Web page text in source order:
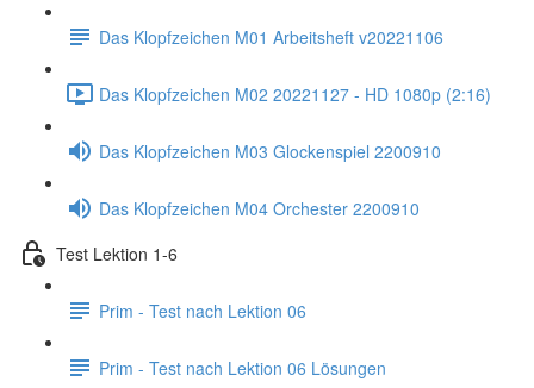
Das Klopfzeichen M01 Arbeitsheft v20221106
Das Klopfzeichen M02 20221127 - HD 1080p (2:16)
Das Klopfzeichen M03 Glockenspiel 2200910
Das Klopfzeichen M04 Orchester 2200910
Test Lektion 1-6
Prim - Test nach Lektion 06
Prim - Test nach Lektion 06 Lösungen